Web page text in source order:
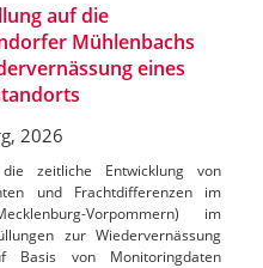
auf die
Mühlenbachs
eines
2026
zeitliche Entwicklung von
und Frachtdifferenzen im
Vorpommern) im
zur Wiedervernässung
Basis von Monitoringdaten